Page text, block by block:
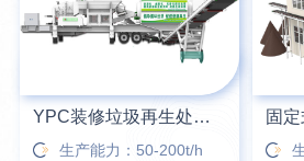
YPC装修垃圾再生处理设备
生产能力：50-200t/h